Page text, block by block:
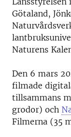
Götaland,
Naturens
Den 6 mars
filmade
tillsammans
grodor) och
Filmerna (35